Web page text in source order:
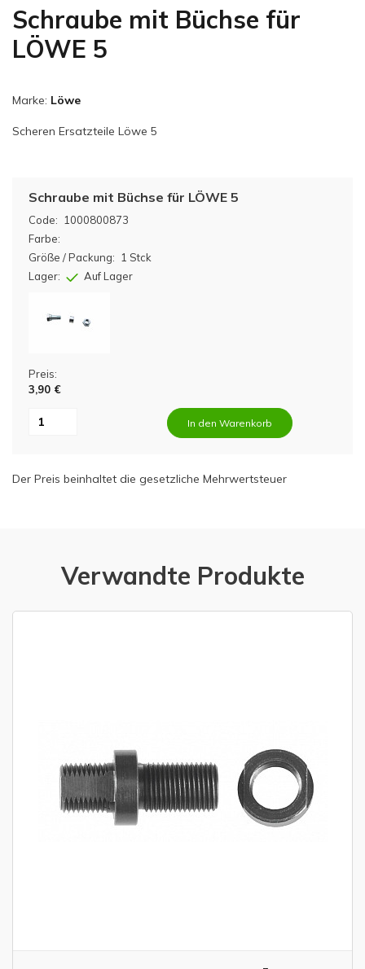
Schraube mit Büchse für
LÖWE 5
Marke: Löwe
Scheren Ersatzteile Löwe 5
Code: 1000800873
Schraube mit Büchse für LÖWE 5
Farbe:
Größe / Packung: 1 Stck
Lager:
Auf Lager
Preis:
3,90 €
In den Warenkorb
Der Preis beinhaltet die gesetzliche Mehrwertsteuer
Verwandte Produkte